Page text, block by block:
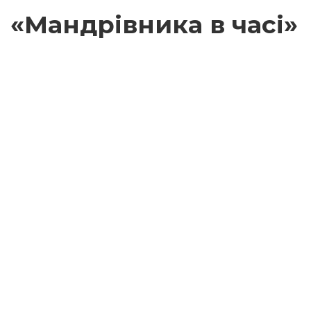
«Мандрівника в часі»